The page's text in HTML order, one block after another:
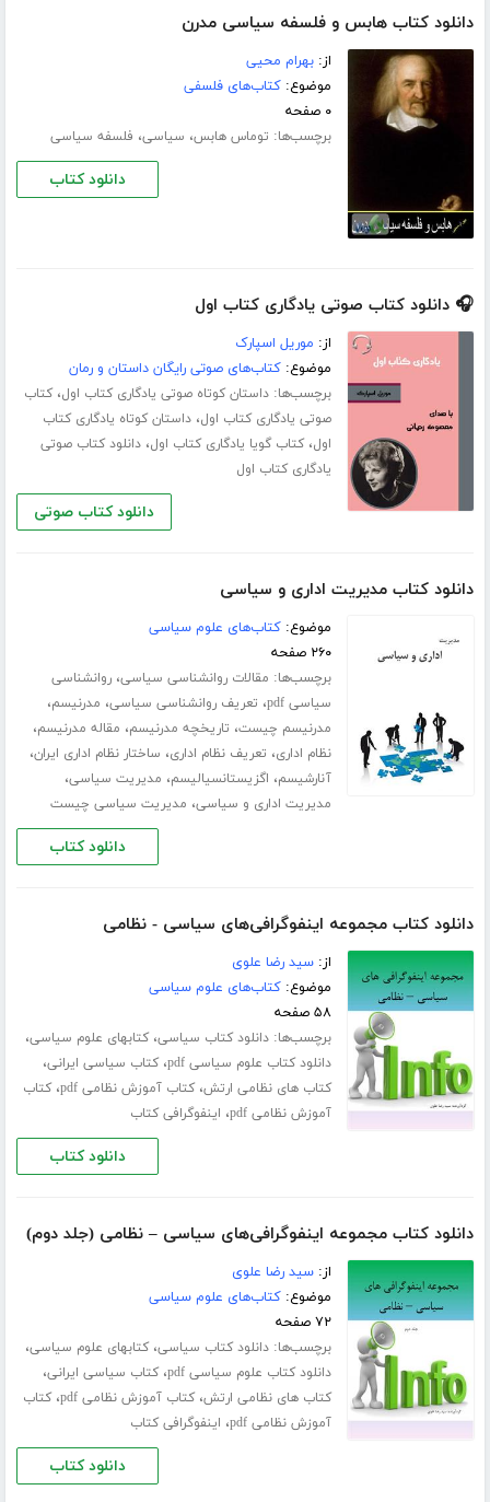
دانلود کتاب هابس و فلسفه سیاسی مدرن
از:بهرام محیی
موضوع:کتاب‌های فلسفی
۰ صفحه
برچسب‌ها: توماس هابس، سیاسی، فلسفه سیاسی
دانلود کتاب
🎧 دانلود کتاب صوتی یادگاری کتاب اول
از: موریل اسپارک
موضوع:کتاب‌های صوتی رایگان داستان و رمان
برچسب‌ها:داستان کوتاه صوتی یادگاری کتاب اول،کتاب
صوتی یادگاری کتاب اول،داستان کوتاه یادگاری کتاب
اول،کتاب گویا یادگاری کتاب اول،دانلود کتاب صوتی
یادگاری کتاب اول
دانلود کتاب صوتی
دانلود کتاب مدیریت اداری و سیاسی
موضوع:کتاب‌های علوم سیاسی
۲۶۰ صفحه
برچسب‌ها: مقالات روانشناسی سیاسی،روانشناسی
سیاسی pdf
، تعریف روانشناسی سیاسی، مدرنیسم،
مدرنیسم چیست، تاریخچه مدرنیسم، مقاله مدرنیسم،
نظام اداری، تعریف نظام اداری، ساختار نظام اداری ایران،
آنارشیسم، اگزیستانسیالیسم، مدیریت سیاسی،
مدیریت اداری و سیاسی، مدیریت سیاسی چیست
دانلود کتاب
دانلود کتاب مجموعه اینفوگرافی‌های سیاسی - نظامی
از:سید رضا علوی
موضوع:کتاب‌های علوم سیاسی
۵۸ صفحه
برچسب‌ها:دانلود کتاب سیاسی،کتابهای علوم سیاسی،
دانلود کتاب علوم سیاسی pdf ،کتاب سیاسی ایرانی،
کتاب های نظامی ارتش،کتاب آموزش نظامی pdf ،کتاب
آموزش نظامی pdf
، اینفوگرافی کتاب
دانلود کتاب
دانلود کتاب مجموعه اینفوگرافی‌های سیاسی – نظامی (جلد دوم)
از:سید رضا علوی
موضوع:کتاب‌های علوم سیاسی
۷۲ صفحه
برچسب‌ها:دانلود کتاب سیاسی،کتابهای علوم سیاسی،
دانلود کتاب علوم سیاسی pdf ،کتاب سیاسی ایرانی،
کتاب های نظامی ارتش،کتاب آموزش نظامی pdf ،کتاب
آموزش نظامی pdf
، اینفوگرافی کتاب
دانلود کتاب